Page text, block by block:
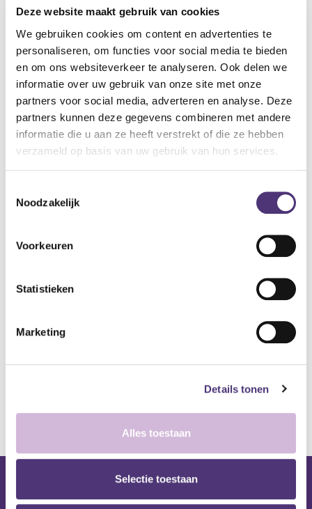
Deze website maakt gebruik van cookies
We gebruiken cookies om content en advertenties te
personaliseren, om functies voor social media te bieden
en om ons websiteverkeer te analyseren. Ook delen we
informatie over uw gebruik van onze site met onze
partners voor social media, adverteren en analyse. Deze
partners kunnen deze gegevens combineren met andere
informatie die u aan ze heeft verstrekt of die ze hebben
verzameld op basis van uw gebruik van hun services.
Noodzakelijk
Voorkeuren
Statistieken
Marketing
Details tonen
Alles toestaan
Selectie toestaan
De matras voldoet aan de normen gangbaar in de
zorgsector: op gebied van onder andere brandveiligheid,
toxiciteit, comfort, drukverdeling en hygiëne.
De matrashoes wordt in een PU-gecoate, bi-elastische stof
gemaakt en is voorzien van een rits aan 1 lange en 1 korte
kant.
Specificaties:
gebruikersgewicht: max 110kg
Algemene voorwaarden
Nuttige links